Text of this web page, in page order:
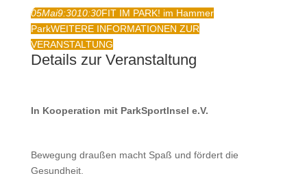
05Mai9:3010:30FIT IM PARK! im Hammer
ParkWEITERE INFORMATIONEN ZUR
VERANSTALTUNG
Details zur Veranstaltung
In Kooperation mit ParkSportInsel e.V.
Bewegung draußen macht Spaß und fördert die
Gesundheit.